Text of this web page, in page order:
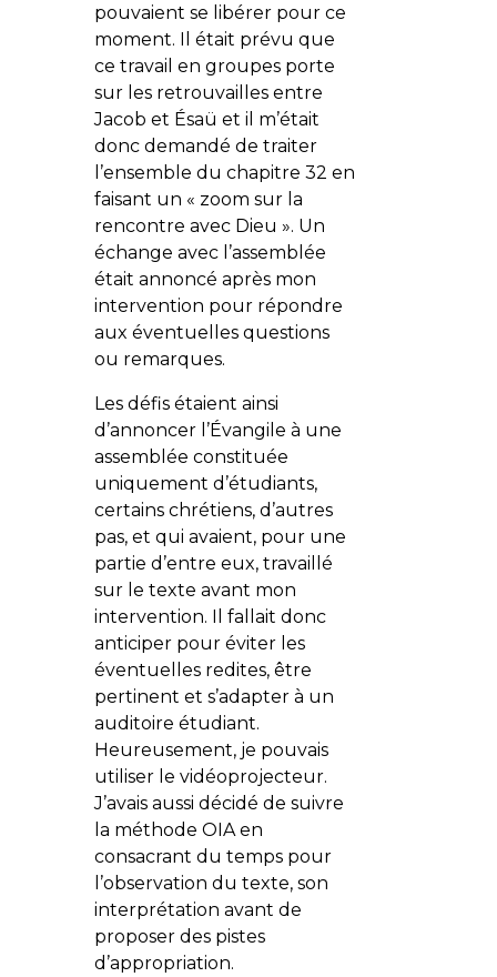
pouvaient se libérer pour ce
moment. Il était prévu que
ce travail en groupes porte
sur les retrouvailles entre
Jacob et Ésaü et il m’était
donc demandé de traiter
l’ensemble du chapitre 32 en
faisant un « zoom sur la
rencontre avec Dieu ». Un
échange avec l’assemblée
était annoncé après mon
intervention pour répondre
aux éventuelles questions
ou remarques.
Les défis étaient ainsi
d’annoncer l’Évangile à une
assemblée constituée
uniquement d’étudiants,
certains chrétiens, d’autres
pas, et qui avaient, pour une
partie d’entre eux, travaillé
sur le texte avant mon
intervention. Il fallait donc
anticiper pour éviter les
éventuelles redites, être
pertinent et s’adapter à un
auditoire étudiant.
Heureusement, je pouvais
utiliser le vidéoprojecteur.
J’avais aussi décidé de suivre
la méthode OIA en
consacrant du temps pour
l’observation du texte, son
interprétation avant de
proposer des pistes
d’appropriation.